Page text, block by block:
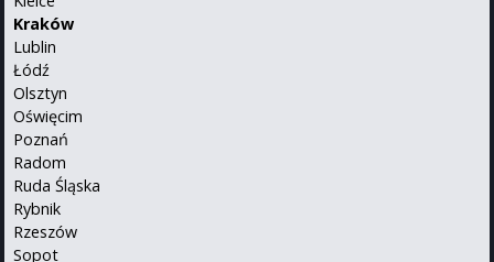
Kraków
Lublin
Łódź
Olsztyn
Oświęcim
Poznań
Radom
Ruda Śląska
Rybnik
Rzeszów
Sopot